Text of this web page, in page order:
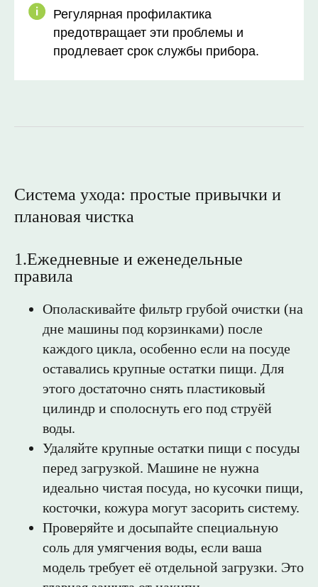
Регулярная профилактика
предотвращает эти проблемы и
продлевает срок службы прибора.
Система ухода: простые привычки и
плановая чистка
1.Ежедневные и еженедельные
правила
Ополаскивайте фильтр грубой очистки (на
дне машины под корзинками) после
каждого цикла, особенно если на посуде
оставались крупные остатки пищи. Для
этого достаточно снять пластиковый
цилиндр и сполоснуть его под струёй
воды.
Удаляйте крупные остатки пищи с посуды
перед загрузкой. Машине не нужна
идеально чистая посуда, но кусочки пищи,
косточки, кожура могут засорить систему.
Проверяйте и досыпайте специальную
соль для умягчения воды, если ваша
модель требует её отдельной загрузки. Это